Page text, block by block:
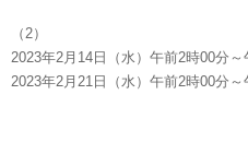
（2）
2023年2月14日（水）午前2時00分～
2023年2月21日（水）午前2時00分～